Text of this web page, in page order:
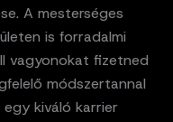
A mesterséges
is forradalmi
vagyonokat fizetned
módszertannal
kiváló karrier